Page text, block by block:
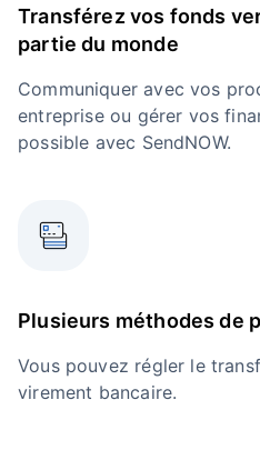
Transférez vos fonds
partie du monde
Communiquer avec vos
entreprise ou gérer vos
possible avec SendNOW.
Plusieurs méthodes de
Vous pouvez régler le
virement bancaire.